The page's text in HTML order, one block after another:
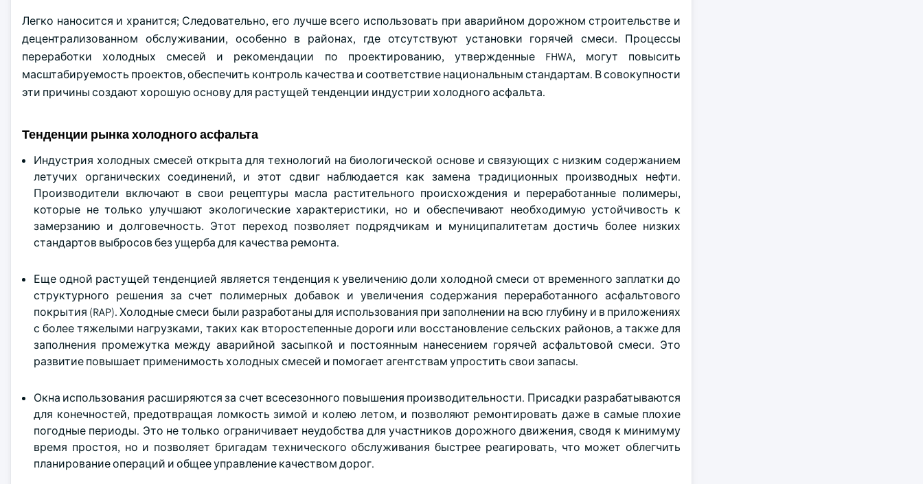
Легко наносится и хранится; Следовательно, его лучше всего использовать при аварийном дорожном строительстве и
децентрализованном обслуживании, особенно в районах, где отсутствуют установки горячей смеси. Процессы
переработки холодных смесей и рекомендации по проектированию, утвержденные FHWA, могут повысить
масштабируемость проектов, обеспечить контроль качества и соответствие национальным стандартам. В совокупности
эти причины создают хорошую основу для растущей тенденции индустрии холодного асфальта.
Тенденции рынка холодного асфальта
Индустрия холодных смесей открыта для технологий на биологической основе и связующих с низким содержанием
летучих органических соединений, и этот сдвиг наблюдается как замена традиционных производных нефти.
Производители включают в свои рецептуры масла растительного происхождения и переработанные полимеры,
которые не только улучшают экологические характеристики, но и обеспечивают необходимую устойчивость к
замерзанию и долговечность. Этот переход позволяет подрядчикам и муниципалитетам достичь более низких
стандартов выбросов без ущерба для качества ремонта.
Еще одной растущей тенденцией является тенденция к увеличению доли холодной смеси от временного заплатки до
структурного решения за счет полимерных добавок и увеличения содержания переработанного асфальтового
покрытия (RAP). Холодные смеси были разработаны для использования при заполнении на всю глубину и в приложениях
с более тяжелыми нагрузками, таких как второстепенные дороги или восстановление сельских районов, а также для
заполнения промежутка между аварийной засыпкой и постоянным нанесением горячей асфальтовой смеси. Это
развитие повышает применимость холодных смесей и помогает агентствам упростить свои запасы.
Окна использования расширяются за счет всесезонного повышения производительности. Присадки разрабатываются
для конечностей, предотвращая ломкость зимой и колею летом, и позволяют ремонтировать даже в самые плохие
погодные периоды. Это не только ограничивает неудобства для участников дорожного движения, сводя к минимуму
время простоя, но и позволяет бригадам технического обслуживания быстрее реагировать, что может облегчить
планирование операций и общее управление качеством дорог.